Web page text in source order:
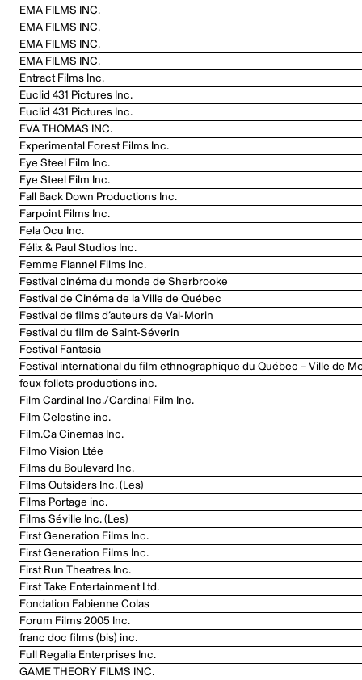
EMA FILMS INC.
EMA FILMS INC.
EMA FILMS INC.
EMA FILMS INC.
Entract Films Inc.
Euclid 431 Pictures Inc.
Euclid 431 Pictures Inc.
EVA THOMAS INC.
Experimental Forest Films Inc.
Eye Steel Film Inc.
Eye Steel Film Inc.
Fall Back Down Productions Inc.
Farpoint Films Inc.
Fela Ocu Inc.
Félix & Paul Studios Inc.
Femme Flannel Films Inc.
Festival cinéma du monde de Sherbrooke
Festival de Cinéma de la Ville de Québec
Festival de films d’auteurs de Val-Morin
Festival du film de Saint-Séverin
Festival Fantasia
Festival international du film ethnographique du Québec – Ville de
feux follets productions inc.
Film Cardinal Inc./Cardinal Film Inc.
Film Celestine inc.
Film.Ca Cinemas Inc.
Filmo Vision Ltée
Films du Boulevard Inc.
Films Outsiders Inc. (Les)
Films Portage inc.
Films Séville Inc. (Les)
First Generation Films Inc.
First Generation Films Inc.
First Run Theatres Inc.
First Take Entertainment Ltd.
Fondation Fabienne Colas
Forum Films 2005 Inc.
franc doc films (bis) inc.
Full Regalia Enterprises Inc.
GAME THEORY FILMS INC.